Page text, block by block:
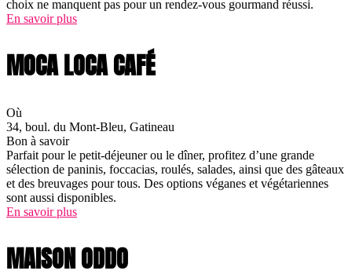
choix ne manquent pas pour un rendez-vous gourmand réussi.
En savoir plus
MOCA LOCA CAFÉ
Où
34, boul. du Mont-Bleu, Gatineau
Bon à savoir
Parfait pour le petit-déjeuner ou le dîner, profitez d’une grande
sélection de paninis, foccacias, roulés, salades, ainsi que des gâteaux
et des breuvages pour tous. Des options véganes et végétariennes
sont aussi disponibles.
En savoir plus
MAISON ODDO